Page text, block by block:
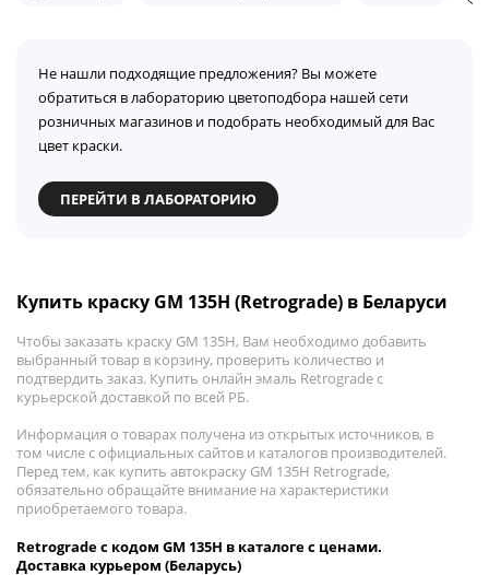
Не нашли подходящие предложения? Вы можете
обратиться в лабораторию цветоподбора нашей сети
розничных магазинов и подобрать необходимый для Вас
цвет краски.
ПЕРЕЙТИ В ЛАБОРАТОРИЮ
Купить краску GM 135H (Retrograde) в Беларуси
Чтобы заказать краску GM 135H, Вам необходимо добавить
выбранный товар в корзину, проверить количество и
подтвердить заказ. Купить онлайн эмаль Retrograde с
курьерской доставкой по всей РБ.
Информация о товарах получена из открытых источников, в
том числе с официальных сайтов и каталогов производителей.
Перед тем, как купить автокраску GM 135H Retrograde,
обязательно обращайте внимание на характеристики
приобретаемого товара.
Retrograde с кодом GM 135H в каталоге с ценами.
Доставка курьером (Беларусь)